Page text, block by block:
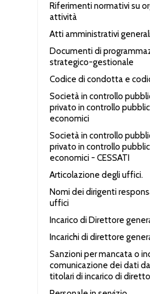
Riferimenti normativi su
attività
Atti amministrativi
Documenti di
strategico-gestionale
Codice di condotta e
Società in controllo
privato in controllo
economici
Società in controllo
privato in controllo
economici - CESSATI
Articolazione degli uffici.
Nomi dei dirigenti
uffici
Incarico di Direttore
Incarichi di direttore
Sanzioni per mancata o
comunicazione dei dati
titolari di incarico di